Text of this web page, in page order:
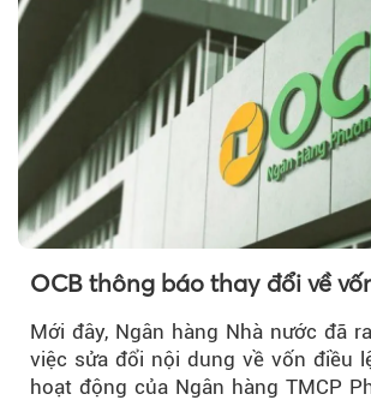
OCB thông báo thay đổi về
Mới đây, Ngân hàng Nhà nước đã
việc sửa đổi nội dung về vốn điều
hoạt động của Ngân hàng TMCP